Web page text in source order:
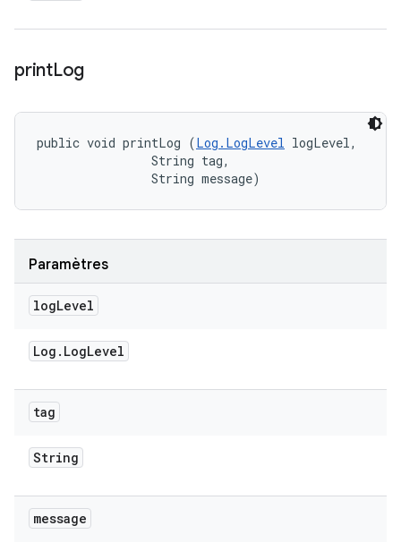
printLog
public void printLog (Log.LogLevel logLevel,
                String tag,
                String message)
Paramètres
logLevel
Log . LogLevel
tag
String
message